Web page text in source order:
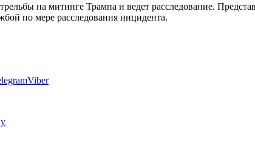
на митинге Трампа и ведет расследование.
по мере расследования инцидента.
Viber